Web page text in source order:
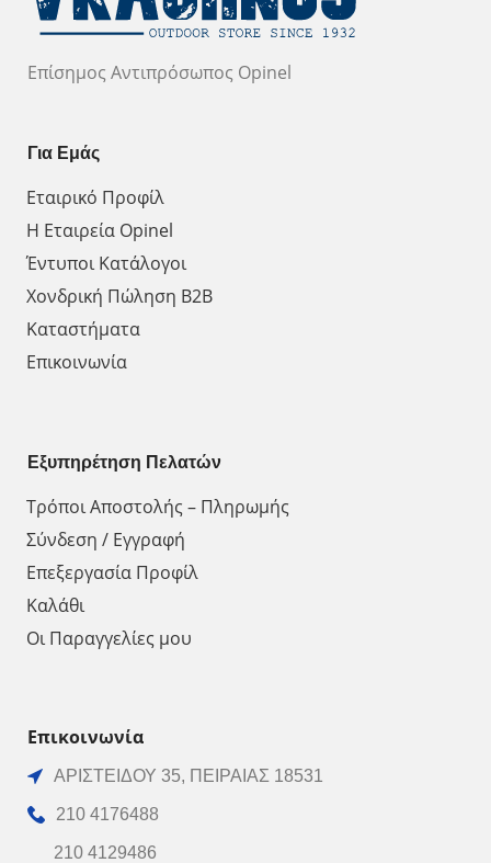
Επίσημος Αντιπρόσωπος Opinel
Για Εμάς
Εταιρικό Προφίλ
Η Εταιρεία Opinel
Έντυποι Κατάλογοι
Χονδρική Πώληση Β2Β
Καταστήματα
Επικοινωνία
Εξυπηρέτηση Πελατών
Τρόποι Αποστολής – Πληρωμής
Σύνδεση / Εγγραφή
Επεξεργασία Προφίλ
Καλάθι
Οι Παραγγελίες μου
Επικοινωνία
ΑΡΙΣΤΕΙΔΟΥ 35, ΠΕΙΡΑΙΑΣ 18531
210 4176488
210 4129486